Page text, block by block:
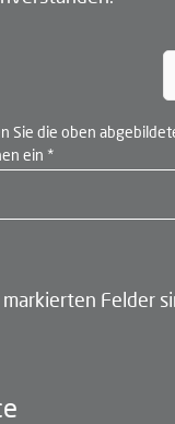
Sie die oben
ein *
Felder